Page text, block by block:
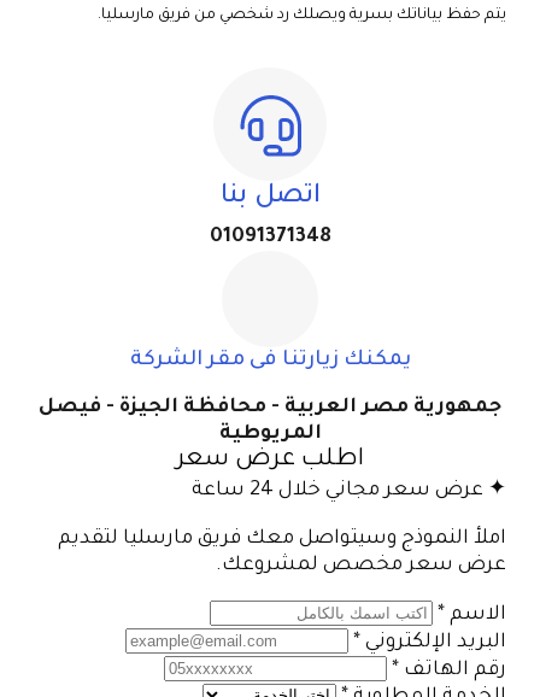
يتم حفظ بياناتك بسرية ويصلك رد شخصي من فريق مارسليا.
اتصل بنا
01091371348
يمكنك زيارتنا فى مقر الشركة
جمهورية مصر العربية - محافظة الجيزة - فيصل
المريوطية
اطلب عرض سعر
✦ عرض سعر مجاني خلال 24 ساعة
املأ النموذج وسيتواصل معك فريق مارسليا لتقديم
عرض سعر مخصص لمشروعك.
الاسم *
البريد الإلكتروني *
رقم الهاتف *